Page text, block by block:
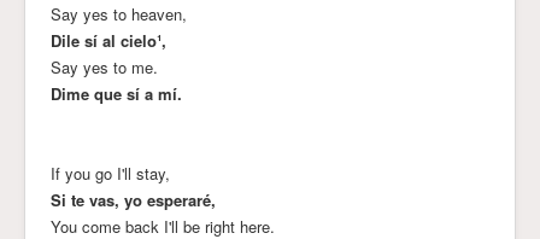
Say yes to heaven,
Dile sí al cielo¹,
Say yes to me.
Dime que sí a mí.
If you go I'll stay,
Si te vas, yo esperaré,
You come back I'll be right here.